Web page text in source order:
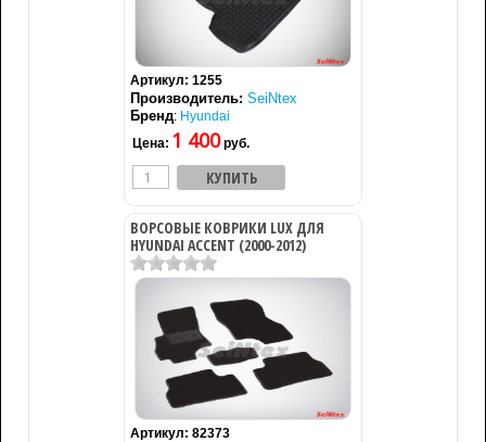
Артикул: 1255
Производитель: SeiNtex
Бренд: Hyundai
Цена: 1 400руб.
ВОРСОВЫЕ КОВРИКИ LUX ДЛЯ
HYUNDAI ACCENT (2000-2012)
Артикул: 82373